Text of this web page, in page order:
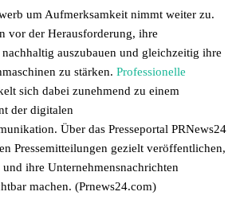
um Aufmerksamkeit nimmt weiter zu.
vor der Herausforderung, ihre
auszubauen und gleichzeitig ihre
zu stärken. Professionelle
sich dabei zunehmend zu einem
der digitalen
Über das Presseportal PRNews24
Pressemitteilungen gezielt veröffentlichen,
ihre Unternehmensnachrichten
machen. (Prnews24.com)